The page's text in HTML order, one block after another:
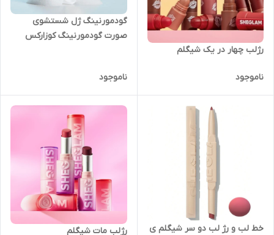
رژلب چهار در یک شیگلم
ناموجود
گودمورنینگ ژل شستشوی
صورت گودمورنینگ کوزارکس
ناموجود
خط لب و رژ لب دو سر شیگلم ی
رژلب مات شیگلم